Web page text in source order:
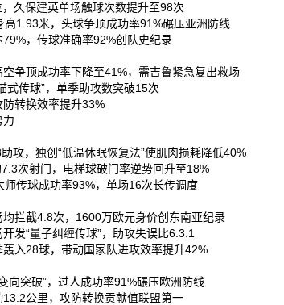
久保建英单场触球次数提升至98次‌
1.93米，头球争顶成功率91%碾压亚洲防线‌
，传球准确率92%创队史纪录‌
争顶成功率下降至41%，需吉鲁紧急复出救场‌
式传球”，单季助攻数突破15次‌
转换效率提升33%‌
力
攻，独创“低温休眠恢复法”使肌肉损耗降低40%‌
次射门，电梯球破门率逆势回升至18%‌
传球成功率93%，单场16次长传调度‌
拦截4.8次，1600万欧元身价创东南亚纪录‌
发“量子纠缠传球”，助攻失误比6.3:1‌
入28球，带动国家队进攻效率提升42%‌
向突破”，过人成功率91%碾压欧洲防线‌
公里，攻防转换贡献值联盟第一‌